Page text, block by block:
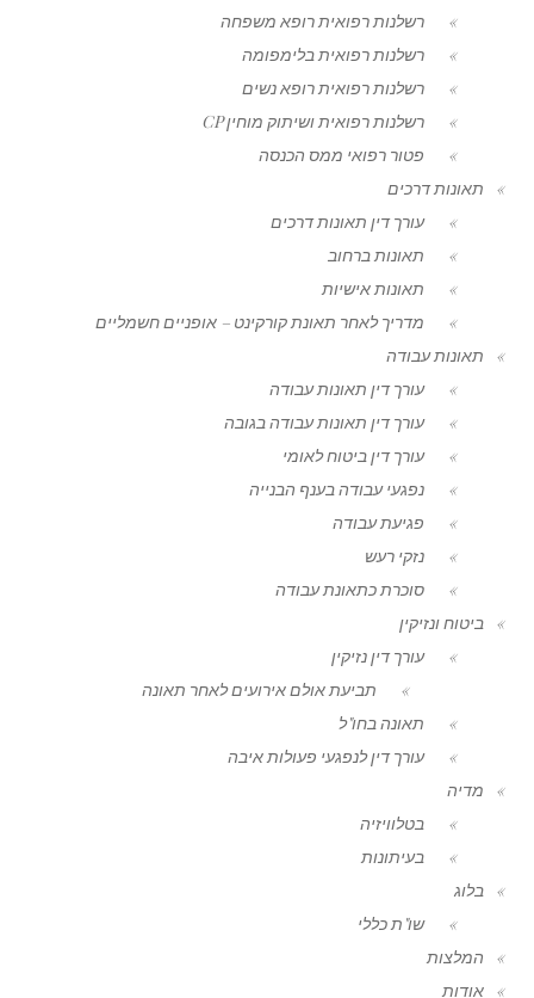
רשלנות רפואית רופא משפחה
רשלנות רפואית בלימפומה
רשלנות רפואית רופא נשים
רשלנות רפואית ושיתוק מוחין CP
פטור רפואי ממס הכנסה
תאונות דרכים
עורך דין תאונות דרכים
תאונות ברחוב
תאונות אישיות
מדריך לאחר תאונת קורקינט – אופניים חשמליים
תאונות עבודה
עורך דין תאונות עבודה
עורך דין תאונות עבודה בגובה
עורך דין ביטוח לאומי
נפגעי עבודה בענף הבנייה
פגיעת עבודה
נזקי רעש
סוכרת כתאונת עבודה
ביטוח ונזיקין
עורך דין נזיקין
תביעת אולם אירועים לאחר תאונה
תאונה בחו"ל
עורך דין לנפגעי פעולות איבה
מדיה
בטלוויזיה
בעיתונות
בלוג
שו"ת כללי
המלצות
אודות